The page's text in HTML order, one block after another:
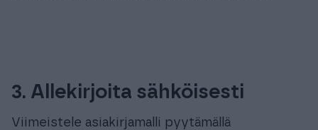
3. Allekirjoita sähköisesti
Viimeistele asiakirjamalli pyytämällä